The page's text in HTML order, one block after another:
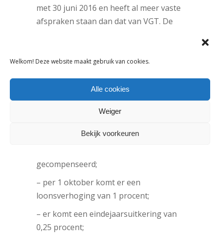
Welkom! Deze website maakt gebruik van cookies.
Alle cookies
Weiger
Bekijk voorkeuren
met 30 juni 2016 en heeft al meer vaste
afspraken staan dan dat van VGT. De
meerderheid akkoord met het
– vanaf 1 oktober geldt er een
van 100 procent, medewerkers die al op
gecompenseerd;
– per 1 oktober komt er een
loonsverhoging van 1 procent;
– er komt een eindejaarsuitkering van
0,25 procent;